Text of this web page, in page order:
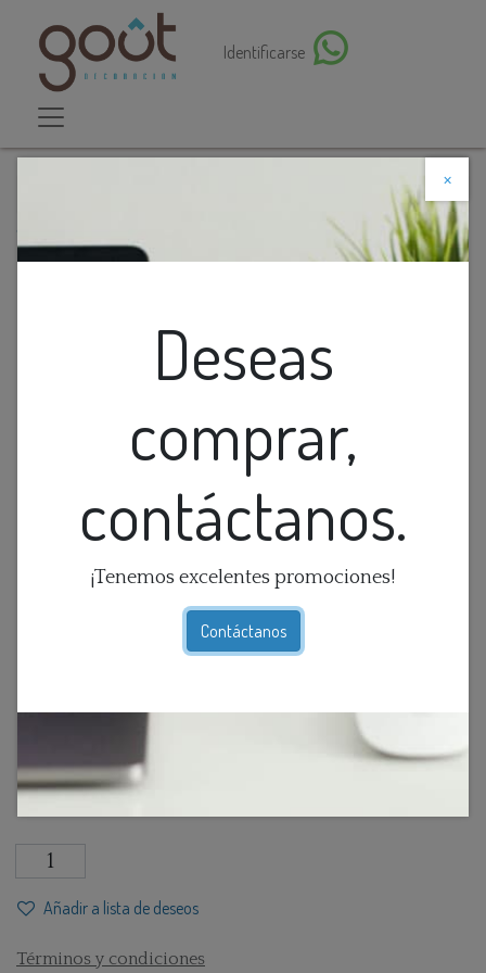
Identificarse
×
Deseas
comprar,
contáctanos.
¡Tenemos excelentes promociones!
Contáctanos
Descuento web
Avion De Metal
$39,95
Añadir a lista de deseos
Términos y condiciones